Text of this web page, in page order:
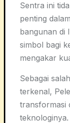
Sentra ini
penting
bangunan di
simbol bagi
mengakar
Sebagai
terkenal,
transformasi